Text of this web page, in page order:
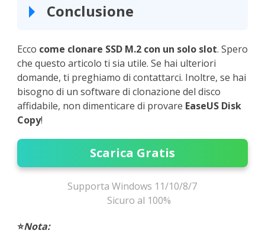
Conclusione
Ecco come clonare SSD M.2 con un solo slot. Spero
che questo articolo ti sia utile. Se hai ulteriori
domande, ti preghiamo di contattarci. Inoltre, se hai
bisogno di un software di clonazione del disco
affidabile, non dimenticare di provare EaseUS Disk
Copy!
Scarica Gratis
Supporta Windows 11/10/8/7
Sicuro al 100%
⭐Nota: